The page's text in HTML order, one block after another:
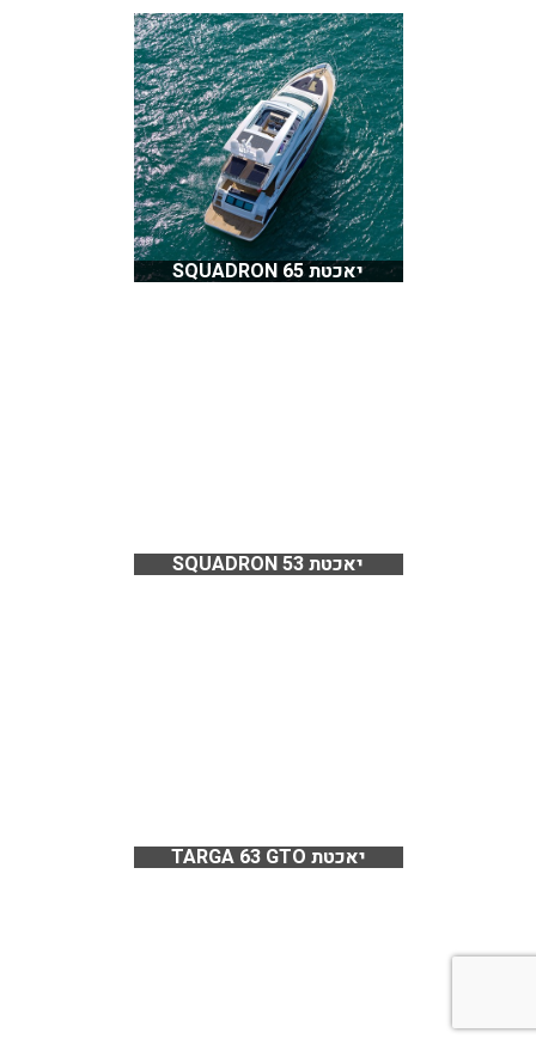
יאכטת SQUADRON 65
יאכטת SQUADRON 53
יאכטת TARGA 63 GTO